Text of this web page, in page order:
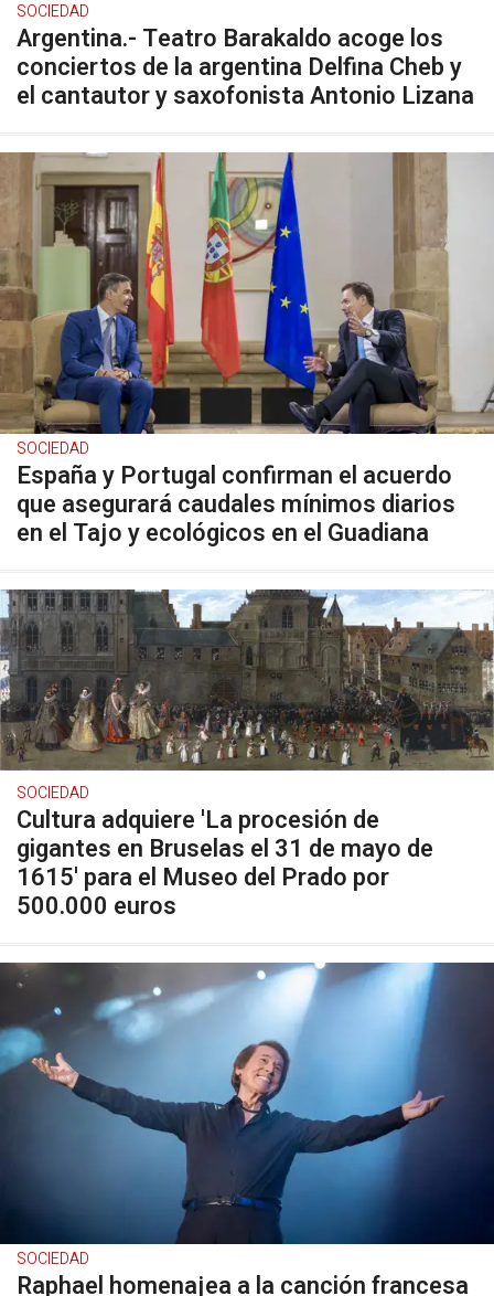
SOCIEDAD
Argentina.- Teatro Barakaldo acoge los
conciertos de la argentina Delfina Cheb y
el cantautor y saxofonista Antonio Lizana
SOCIEDAD
España y Portugal confirman el acuerdo
que asegurará caudales mínimos diarios
en el Tajo y ecológicos en el Guadiana
SOCIEDAD
Cultura adquiere 'La procesión de
gigantes en Bruselas el 31 de mayo de
1615' para el Museo del Prado por
500.000 euros
SOCIEDAD
Raphael homenajea a la canción francesa